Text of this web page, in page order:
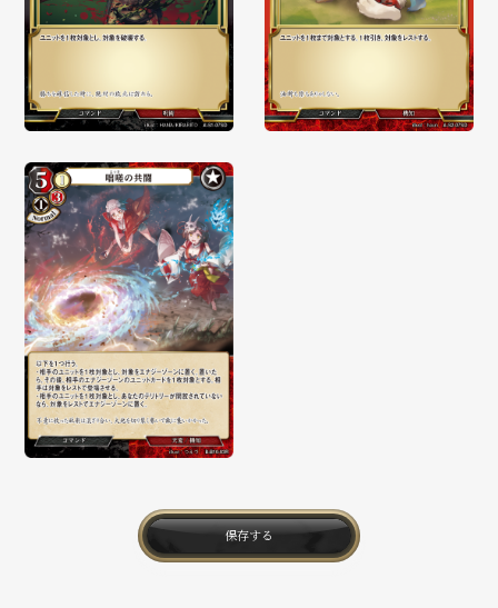
保存する